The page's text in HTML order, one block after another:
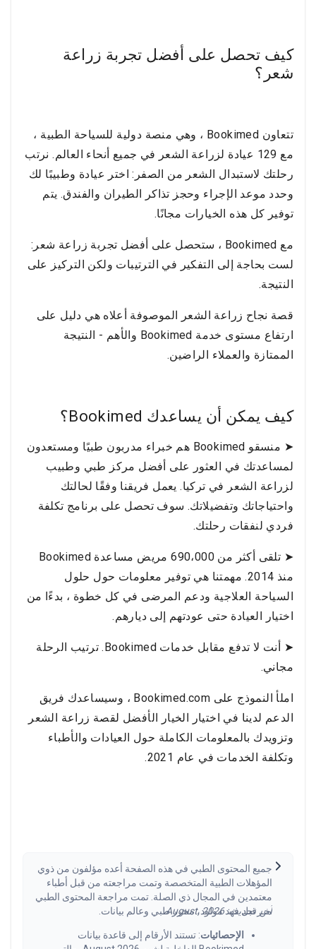
كيف تحصل على أفضل تجربة زراعة
شعر؟
تتعاون Bookimed ، وهي منصة دولية للسياحة الطبية ،
مع 129 عيادة لزراعة الشعر في جميع أنحاء العالم. نرتب
رحلتك لاستبدال الشعر من الصفر: اختر عيادة وطبيبًا لك
وحدد موعد الإجراء وحجز تذاكر الطيران والفندق. يتم
توفير كل هذه الخيارات مجانًا.
مع Bookimed ، ستحصل على أفضل تجربة زراعة شعر:
لست بحاجة إلى التفكير في الترتيبات ولكن التركيز على
النتيجة.
قصة نجاح زراعة الشعر الموصوفة أعلاه هي دليل على
ارتفاع مستوى خدمة Bookimed والأهم - النتيجة
الممتازة والعملاء الراضين.
كيف يمكن أن يساعدك Bookimed؟
➤ منسقو Bookimed هم خبراء مدربون طبيًا ومستعدون
لمساعدتك في العثور على أفضل مركز طبي وطبيب
لزراعة الشعر في تركيا. يعمل فريقنا وفقًا لحالتك
واحتياجاتك وتفضيلاتك. سوف تحصل على برنامج تكلفة
فردي لنفقات رحلتك.
➤ تلقى أكثر من 690،000 مريض مساعدة Bookimed
منذ 2014. مهمتنا هي توفير معلومات حول حلول
السياحة العلاجية ودعم المرضى في كل خطوة ، بدءًا من
اختيار العيادة حتى عودتهم إلى ديارهم.
➤ أنت لا تدفع مقابل خدمات Bookimed. ترتيب الرحلة
مجاني.
املأ النموذج على Bookimed.com ، وسيساعدك فريق
الدعم لدينا في اختيار الخيار الأفضل لقصة زراعة الشعر
وتزويدك بالمعلومات الكاملة حول العيادات والأطباء
وتكلفة الخدمات في عام 2021.
جميع المحتوى الطبي في هذه الصفحة أعده مؤلفون من ذوي
المؤهلات الطبية المتخصصة وتمت مراجعته من قبل أطباء
معتمدين في المجال ذي الصلة. تمت مراجعة المحتوى الطبي
من قبل فهد مولود، محرر طبي وعالم بيانات.
آخر تحديث: August, 2026.
الإحصائيات: تستند الأرقام إلى قاعدة بيانات